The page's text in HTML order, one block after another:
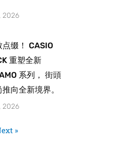
2026
缀！ CASIO
重塑全新
系列， 街頭
向全新境界。
2026
»